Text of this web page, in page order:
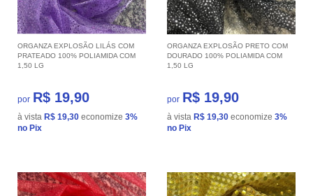
ORGANZA EXPLOSÃO LILÁS COM
PRATEADO 100% POLIAMIDA COM
1,50 LG
por R$ 19,90
à vista R$ 19,30 economize 3%
no Pix
ORGANZA EXPLOSÃO PRETO COM
DOURADO 100% POLIAMIDA COM
1,50 LG
por R$ 19,90
à vista R$ 19,30 economize 3%
no Pix